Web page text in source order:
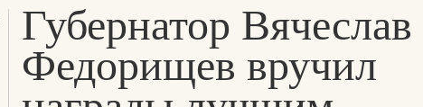
Губернатор Вячеслав
Федорищев вручил